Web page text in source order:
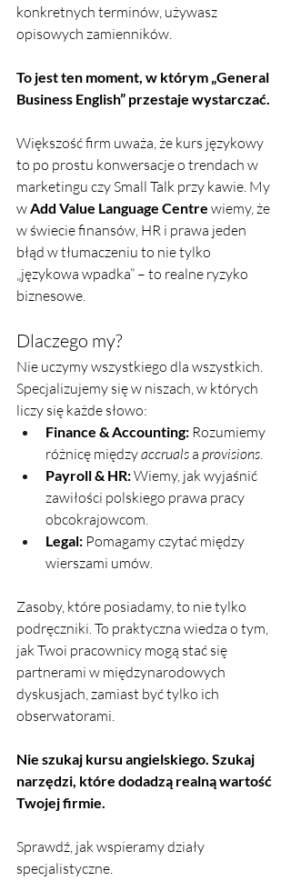
konkretnych terminów, używasz
opisowych zamienników.
To jest ten moment, w którym „General
Business English” przestaje wystarczać.
Większość firm uważa, że kurs językowy
to po prostu konwersacje o trendach w
marketingu czy Small Talk przy kawie. My
w Add Value Language Centre wiemy, że
w świecie finansów, HR i prawa jeden
błąd w tłumaczeniu to nie tylko
„językowa wpadka” – to realne ryzyko
biznesowe.
Dlaczego my?
Nie uczymy wszystkiego dla wszystkich.
Specjalizujemy się w niszach, w których
liczy się każde słowo:
Finance & Accounting: Rozumiemy
różnicę między accruals a provisions
Payroll & HR: Wiemy, jak wyjaśnić
zawiłości polskiego prawa pracy
obcokrajowcom.
Legal: Pomagamy czytać między
wierszami umów.
Zasoby, które posiadamy, to nie tylko
podręczniki. To praktyczna wiedza o tym,
jak Twoi pracownicy mogą stać się
partnerami w międzynarodowych
dyskusjach, zamiast być tylko ich
obserwatorami.
Nie szukaj kursu angielskiego. Szukaj
narzędzi, które dodadzą realną wartość
Twojej firmie.
Sprawdź, jak wspieramy działy
specjalistyczne.